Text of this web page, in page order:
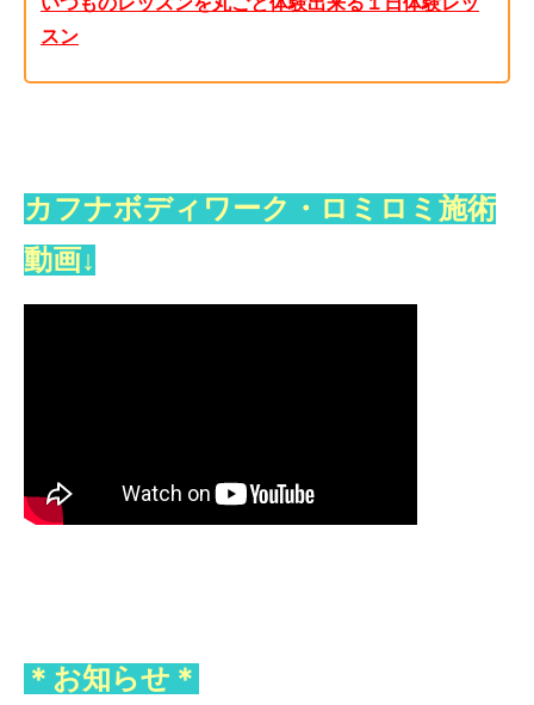
スン
カフナボディワーク・ロミロミ施術
動画↓
＊お知らせ＊